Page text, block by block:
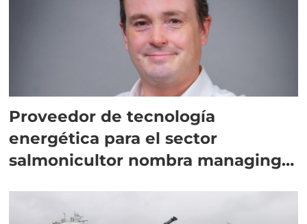
Proveedor de tecnología
energética para el sector
salmonicultor nombra managing